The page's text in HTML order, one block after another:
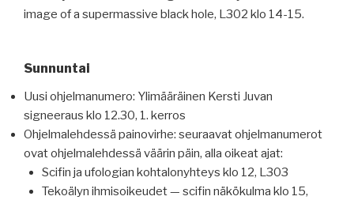
image of a supermassive black hole, L302 klo 14-15.
Sunnuntai
Uusi ohjelmanumero: Ylimääräinen Kersti Juvan
signeeraus klo 12.30, 1. kerros
Ohjelmalehdessä painovirhe: seuraavat ohjelmanumerot
ovat ohjelmalehdessä väärin päin, alla oikeat ajat:
Scifin ja ufologian kohtalonyhteys klo 12, L303
Tekoälyn ihmisoikeudet — scifin näkökulma klo 15,